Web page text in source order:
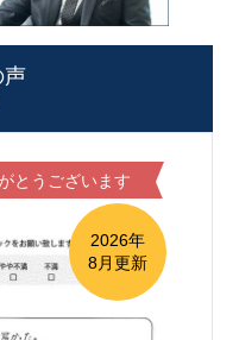
声
とうございます
2026年
8月更新